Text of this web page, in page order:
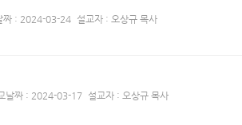
짜 : 2024-03-24 설교자 : 오상규 목사
날짜 : 2024-03-17 설교자 : 오상규 목사